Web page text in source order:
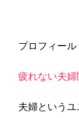
プロフィール
疲れない夫婦
夫婦という